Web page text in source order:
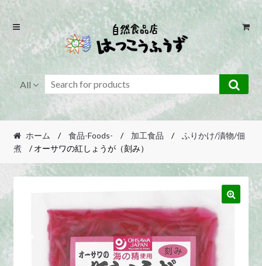
Skip
navigation
Skip
content
All
ホーム / 食品-Foods- / 加工食品 /
ふりかけ/漬物/佃
煮
/ オーサワの紅しょうが（刻み）